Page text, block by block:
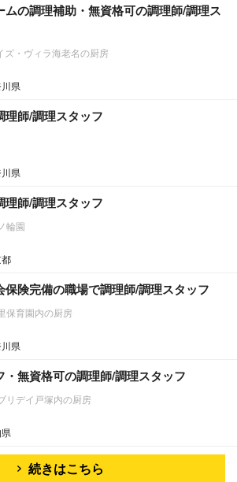
ムの調理補助・無資格可の調理師/調理ス
ズ・ヴィラ海老名の厨房
県
理師/調理スタッフ
県
理師/調理スタッフ
輪園
保険完備の職場で調理師/調理スタッフ
保育園内の厨房
県
・無資格可の調理師/調理スタッフ
リデイ戸塚内の厨房
続きはこちら